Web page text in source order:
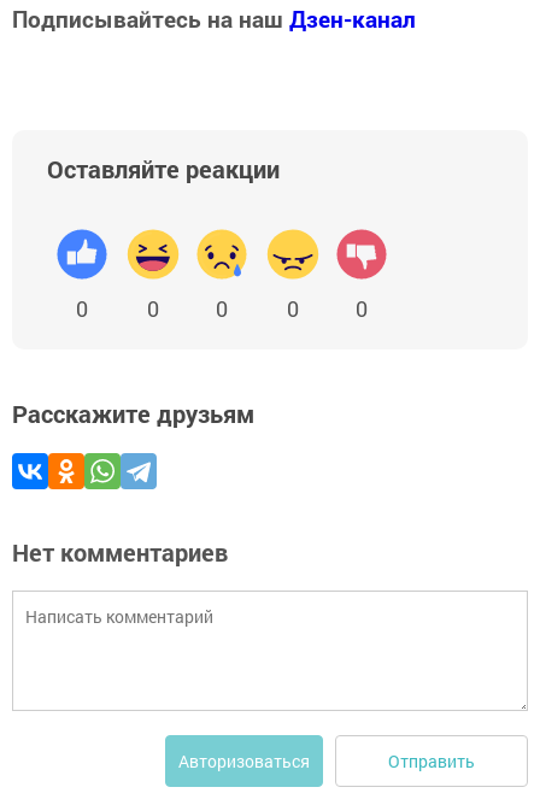
Подписывайтесь на наш Дзен-канал
Оставляйте реакции
0 0 0 0 0
Расскажите друзьям
Нет комментариев
Авторизоваться Отправить